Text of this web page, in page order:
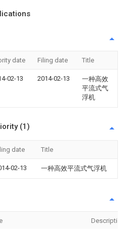
date Filing date Title
02-13 2014-02-13
一种高效
平流式气
浮机
(1)
date Title
02-13 一种高效平流式气浮机
Description